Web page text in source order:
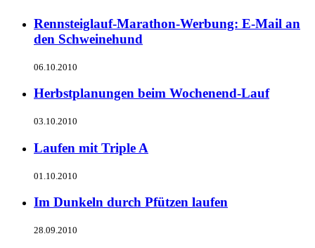
Rennsteiglauf-Marathon-Werbung: E-Mail an
den Schweinehund
06.10.2010
Herbstplanungen beim Wochenend-Lauf
03.10.2010
Laufen mit Triple A
01.10.2010
Im Dunkeln durch Pfützen laufen
28.09.2010